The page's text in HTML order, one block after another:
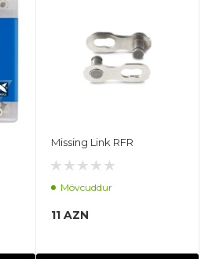
Missing Link RFR
Mövcuddur
11 AZN